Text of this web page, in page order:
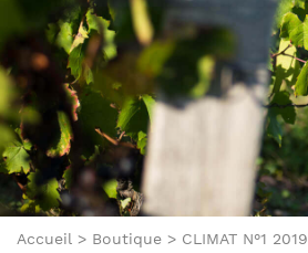
Accueil > Boutique > CLIMAT N°1 2019